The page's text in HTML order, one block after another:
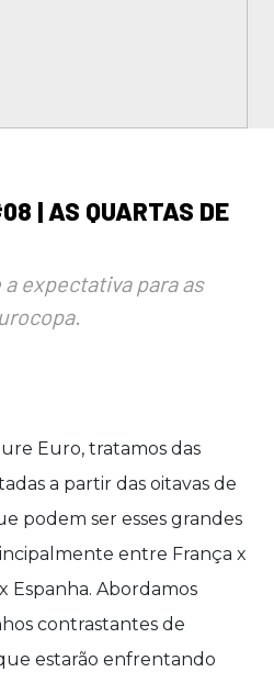
| AS QUARTAS DE
a expectativa para as
Euro, tratamos das
a partir das oitavas de
podem ser esses grandes
entre França x
Espanha. Abordamos
contrastantes de
estarão enfrentando